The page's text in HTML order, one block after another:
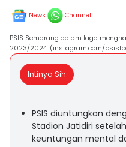
News Channel
PSIS Semarang dalam laga
2023/2024. (instagram.com/
Intinya Sih
PSIS diuntungkan
Stadion Jatidiri
keuntungan mental